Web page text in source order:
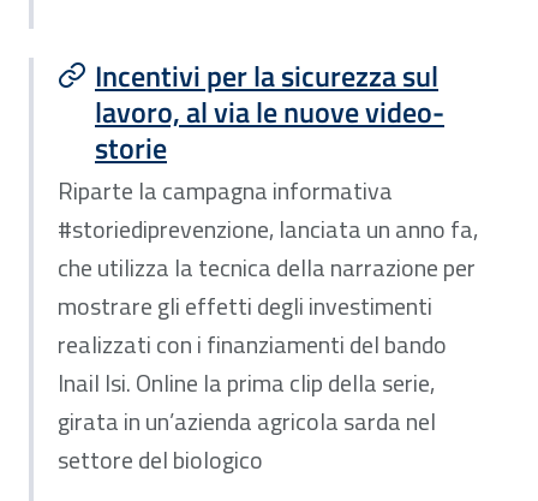
Incentivi per la sicurezza sul
lavoro, al via le nuove video-
storie
Riparte la campagna informativa
#storiediprevenzione, lanciata un anno fa,
che utilizza la tecnica della narrazione per
mostrare gli effetti degli investimenti
realizzati con i finanziamenti del bando
Inail Isi. Online la prima clip della serie,
girata in un’azienda agricola sarda nel
settore del biologico